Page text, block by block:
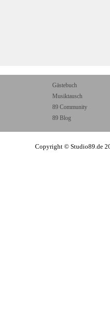
Gästebuch
Musiktausch
89 Community
89 Blog
Copyright © Studio89.de